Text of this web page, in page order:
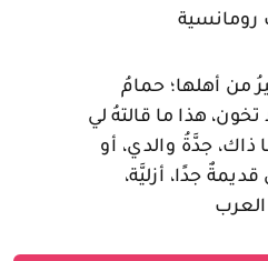
رومانسية
من أهلها؛ حمامُ
تخون، هذا ما قالتهُ لي
جدَّةُ والدي، أو
جدًا، أزليَّة،